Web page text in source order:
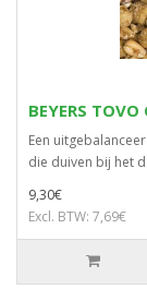
BEYERS
Een
die duiven bij het
9,30€
Excl. BTW: 7,69€